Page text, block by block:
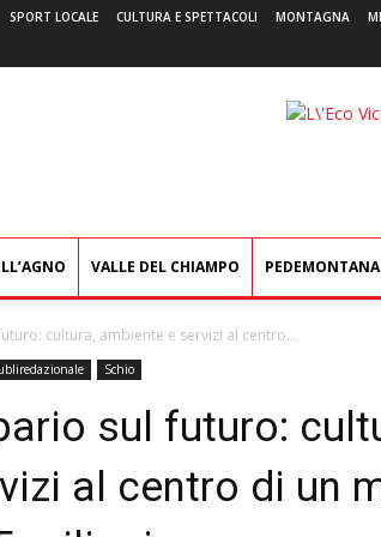
SPORT LOCALE CULTURA E SPETTACOLI MONTAGNA
VALLE DEL CHIAMPO PEDEMONTANA
cultura, ambiente e servizi al centro...
Schio
sul futuro:
al centro di un